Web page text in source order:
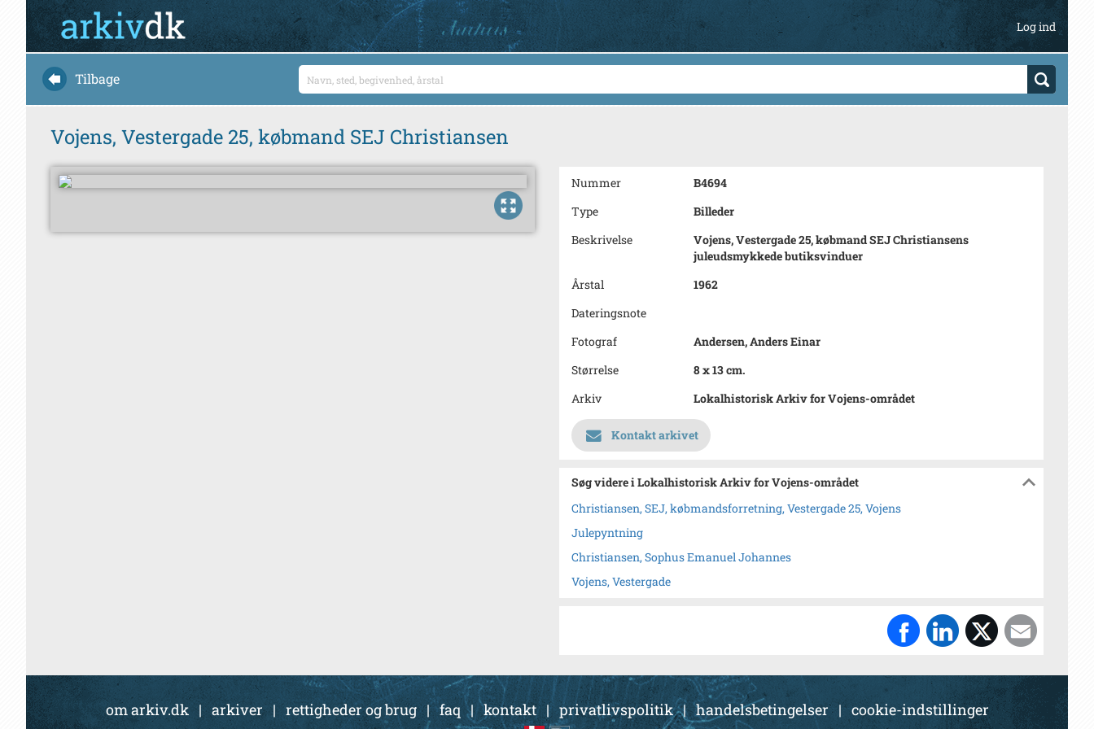
Log ind
Tilbage
Vojens, Vestergade 25, købmand SEJ Christiansen
Nummer
B4694
Type
Billeder
Beskrivelse
Vojens, Vestergade 25, købmand SEJ Christiansens
juleudsmykkede butiksvinduer
Årstal
1962
Dateringsnote
Fotograf
Andersen, Anders Einar
Størrelse
8 x 13 cm.
Arkiv
Lokalhistorisk Arkiv for Vojens-området
Kontakt arkivet
Søg videre i Lokalhistorisk Arkiv for Vojens-området
Christiansen, SEJ, købmandsforretning, Vestergade 25, Vojens
Julepyntning
Christiansen, Sophus Emanuel Johannes
Vojens, Vestergade
om arkiv.dk | arkiver| rettigheder og brug|faq |kontakt| privatlivspolitik|handelsbetingelser | cookie-indstillinger